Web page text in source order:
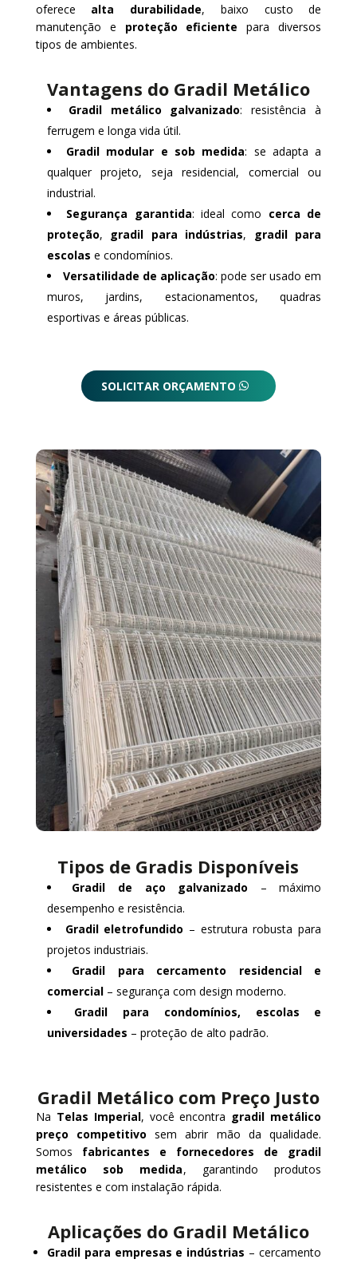
oferece alta durabilidade, baixo custo de
manutenção e proteção eficiente para diversos
tipos de ambientes.
Vantagens do Gradil Metálico
Gradil metálico galvanizado: resistência à
ferrugem e longa vida útil.
Gradil modular e sob medida: se adapta a
qualquer projeto, seja residencial, comercial ou
industrial.
Segurança garantida: ideal como cerca de
proteção, gradil para indústrias, gradil para
escolas e condomínios.
Versatilidade de aplicação: pode ser usado em
muros, jardins, estacionamentos, quadras
esportivas e áreas públicas.
SOLICITAR ORÇAMENTO
Tipos de Gradis Disponíveis
Gradil de aço galvanizado – máximo
desempenho e resistência.
Gradil eletrofundido – estrutura robusta para
projetos industriais.
Gradil para cercamento residencial e
comercial– segurança com design moderno.
Gradil para condomínios, escolas e
universidades – proteção de alto padrão.
Gradil Metálico com Preço Justo
Na Telas Imperial, você encontra gradil metálico
preço competitivo sem abrir mão da qualidade.
Somos fabricantes e fornecedores de gradil
metálico sob medida, garantindo produtos
resistentes e com instalação rápida.
Aplicações do Gradil Metálico
Gradil para empresas e indústrias – cercamento